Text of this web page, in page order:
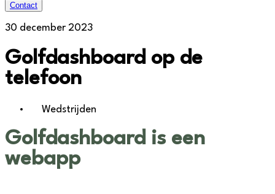
Contact
30 december 2023
Golfdashboard op de
telefoon
Wedstrijden
Golfdashboard is een
webapp